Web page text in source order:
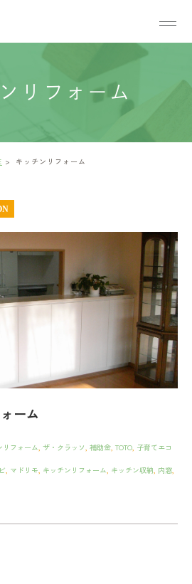
リフォーム
キッチンリフォーム
ーム
リフォーム, ザ・クラッソ, 補助金, TOTO, 子育てエコ
, マドリモ, キッチンリフォーム, キッチン収納, 内窓,